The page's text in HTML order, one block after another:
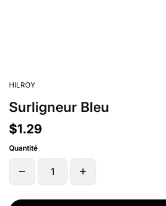
HILROY
Surligneur Bleu
$1.29
Quantité